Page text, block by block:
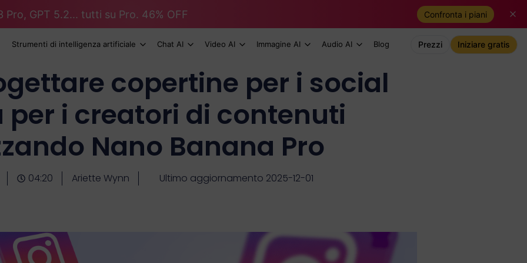
Pro, GPT 5.2... tutti su Pro. 46% OFF Confronta i piani
Strumenti di intelligenza artificiale Chat AI Video AI Immagine AI Audio AI Blog Prezzi Iniziare gratis
copertine per i social
per i creatori di contenuti
Nano Banana Pro
04:20 Ariette Wynn Ultimo aggiornamento 2025-12-01